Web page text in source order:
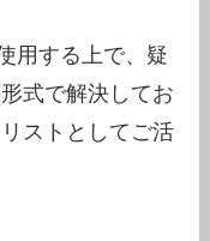
用する上で、疑
式で解決してお
ストとしてご活